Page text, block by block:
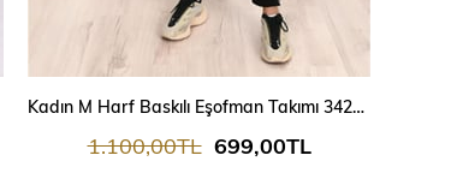
Kadın M Harf Baskılı Eşofman Takımı 3429-23
699,00TL
1.100,00TL